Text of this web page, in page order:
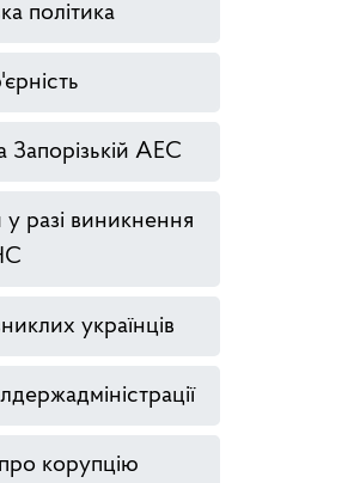
політика
Запорізькій АЕС
разі виникнення
українців
корупцію